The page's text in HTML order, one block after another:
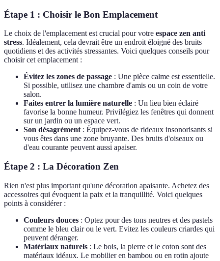
Étape 1 : Choisir le Bon Emplacement
Le choix de l'emplacement est crucial pour votre espace zen anti
stress. Idéalement, cela devrait être un endroit éloigné des bruits
quotidiens et des activités stressantes. Voici quelques conseils pour
choisir cet emplacement :
Évitez les zones de passage : Une pièce calme est essentielle.
Si possible, utilisez une chambre d'amis ou un coin de votre
salon.
Faites entrer la lumière naturelle : Un lieu bien éclairé
favorise la bonne humeur. Privilégiez les fenêtres qui donnent
sur un jardin ou un espace vert.
Son désagrément : Équipez-vous de rideaux insonorisants si
vous êtes dans une zone bruyante. Des bruits d'oiseaux ou
d'eau courante peuvent aussi apaiser.
Étape 2 : La Décoration Zen
Rien n'est plus important qu'une décoration apaisante. Achetez des
accessoires qui évoquent la paix et la tranquillité. Voici quelques
points à considérer :
Couleurs douces : Optez pour des tons neutres et des pastels
comme le bleu clair ou le vert. Evitez les couleurs criardes qui
peuvent déranger.
Matériaux naturels : Le bois, la pierre et le coton sont des
matériaux idéaux. Le mobilier en bambou ou en rotin ajoute